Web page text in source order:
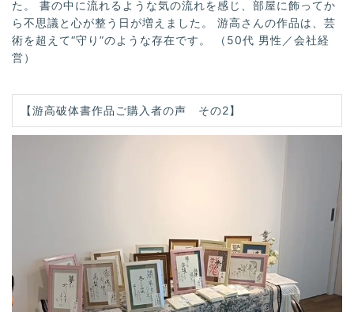
た。 書の中に流れるような気の流れを感じ、部屋に飾ってか
ら不思議と心が整う日が増えました。 游高さんの作品は、芸
術を超えて“守り”のような存在です。 （50代 男性／会社経
営）
【游高破体書作品ご購入者の声 その2】